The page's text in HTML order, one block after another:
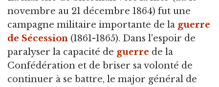
novembre au 21 décembre 1864) fut une
campagne militaire importante de la guerre
de Sécession (1861-1865). Dans l'espoir de
paralyser la capacité de guerre de la
Confédération et de briser sa volonté de
continuer à se battre, le major général de